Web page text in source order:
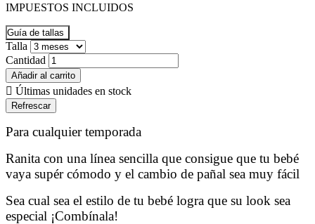
IMPUESTOS INCLUIDOS
Guía de tallas
Talla
Cantidad
Añadir al carrito
 Últimas unidades en stock
Para cualquier temporada
Ranita con una línea sencilla que consigue que tu bebé
vaya supér cómodo y el cambio de pañal sea muy fácil
Sea cual sea el estilo de tu bebé logra que su look sea
especial ¡Combínala!